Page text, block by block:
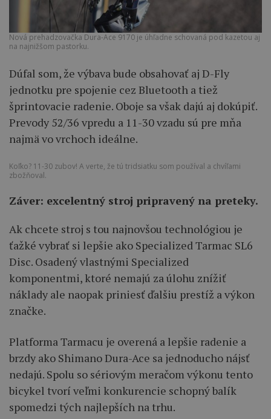
Nová prehadzovačka Dura-Ace 9170 je úhľadne schovaná pod kazetou aj
na najnižšom pastorku.
Dúfal som, že výbava bude obsahovať aj D-Fly
jednotku pre spojenie cez Bluetooth a tiež
šprintovacie radenie. Oboje sa však dajú aj dokúpiť.
Prevody 52/36 vpredu a 11-30 vzadu sú pre mňa
najmä vo vrchoch ideálne.
Koľko? 11-30 zubov! A verte, že tú tridsiatku som používal a chvíľami
zbožňoval.
Záver: excelentný stroj pripravený na preteky.
Ak chcete stroj s tou najnovšou technológiou je
ťažké vybrať si lepšie ako Specialized Tarmac SL6
Disc. Osadený vlastnými Specialized
komponentmi, ktoré nemajú za úlohu znížiť
náklady ale naopak priniesť ďalšiu prestíž a výkon
značke.
Platforma Tarmacu je overená a lepšie radenie a
brzdy ako Shimano Dura-Ace sa jednoducho nájsť
nedajú. Spolu so sériovým meračom výkonu tento
bicykel tvorí veľmi konkurencie schopný balík
spomedzi tých najlepších na trhu.